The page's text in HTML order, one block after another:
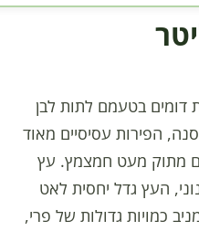
דומים בטעמם לתות לבן
הפירות עסיסיים מאוד
מתוק מעט חמצמץ. עץ
העץ גדל יחסית לאט
כמויות גדולות של פרי,